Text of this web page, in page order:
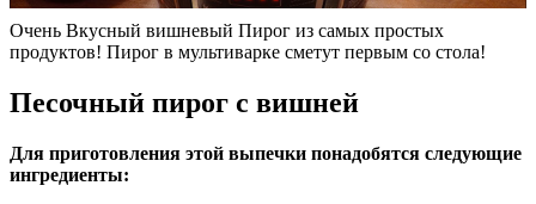
Очень Вкусный вишневый Пирог из самых простых
продуктов! Пирог в мультиварке сметут первым со стола!
Песочный пирог с вишней
Для приготовления этой выпечки понадобятся следующие
ингредиенты: